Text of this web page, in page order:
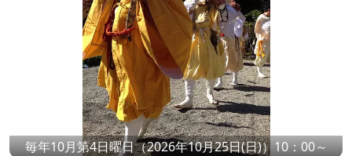
毎年10月第4日曜日（2026年10月25日(日)）10：00～